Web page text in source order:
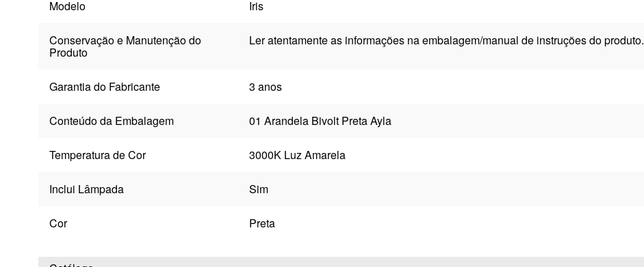
Modelo Iris
Conservação e Manutenção do
Produto
Ler atentamente as informações na embalagem/manual de instruções do produto.
Garantia do Fabricante 3 anos
Conteúdo da Embalagem 01 Arandela Bivolt Preta Ayla
Temperatura de Cor 3000K Luz Amarela
Inclui Lâmpada Sim
Cor Preta